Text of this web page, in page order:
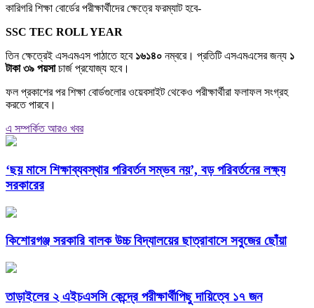
কারিগরি শিক্ষা বোর্ডের পরীক্ষার্থীদের ক্ষেত্রে ফরম্যাট হবে-
SSC TEC ROLL YEAR
তিন ক্ষেত্রেই এসএমএস পাঠাতে হবে ১৬১৪০ নম্বরে। প্রতিটি এসএমএসের জন্য ১
টাকা ৩৯ পয়সাচার্জ প্রযোজ্য হবে।
ফল প্রকাশের পর শিক্ষা বোর্ডগুলোর ওয়েবসাইট থেকেও পরীক্ষার্থীরা ফলাফল সংগ্রহ
করতে পারবে।
এ সম্পর্কিত আরও খবর
‘ছয় মাসে শিক্ষাব্যবস্থার পরিবর্তন সম্ভব নয়’, বড় পরিবর্তনের লক্ষ্য
সরকারের
কিশোরগঞ্জ সরকারি বালক উচ্চ বিদ্যালয়ের ছাত্রাবাসে সবুজের ছোঁয়া
তাড়াইলের ২ এইচএসসি কেন্দ্রে পরীক্ষার্থীপিছু দায়িত্বে ১৭ জন